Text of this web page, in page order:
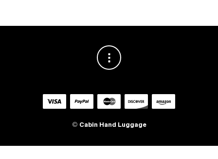
© Cabin Hand Luggage